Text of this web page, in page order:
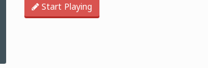
Start Playing